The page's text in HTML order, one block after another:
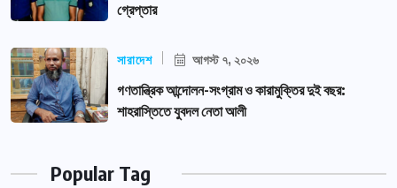
গ্রেপ্তার
সারাদেশ আগস্ট ৭, ২০২৬
গণতান্ত্রিক আন্দোলন-সংগ্রাম ও কারামুক্তির দুই বছর:
শাহরাস্তিতে যুবদল নেতা আলী
Popular Tag